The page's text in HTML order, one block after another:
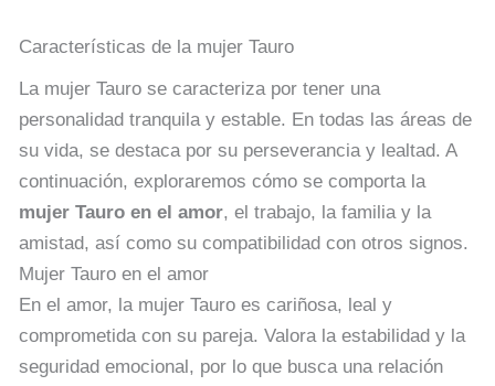
Características de la mujer Tauro
La mujer Tauro se caracteriza por tener una
personalidad tranquila y estable. En todas las áreas de
su vida, se destaca por su perseverancia y lealtad. A
continuación, exploraremos cómo se comporta la
mujer Tauro en el amor, el trabajo, la familia y la
amistad, así como su compatibilidad con otros signos.
Mujer Tauro en el amor
En el amor, la mujer Tauro es cariñosa, leal y
comprometida con su pareja. Valora la estabilidad y la
seguridad emocional, por lo que busca una relación